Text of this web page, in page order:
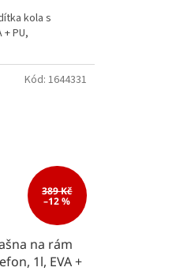
kola s
PU,
389 Kč
–12 %
na rám
1l, EVA +
Kód: 1644331